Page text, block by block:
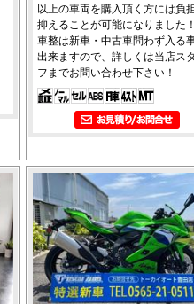
以上の車両を購入頂く方には負
抑えることが可能になりました
車整は新車・中古車問わず入る
出来ますので、詳しくは当店ス
フまでお問い合わせ下さい！